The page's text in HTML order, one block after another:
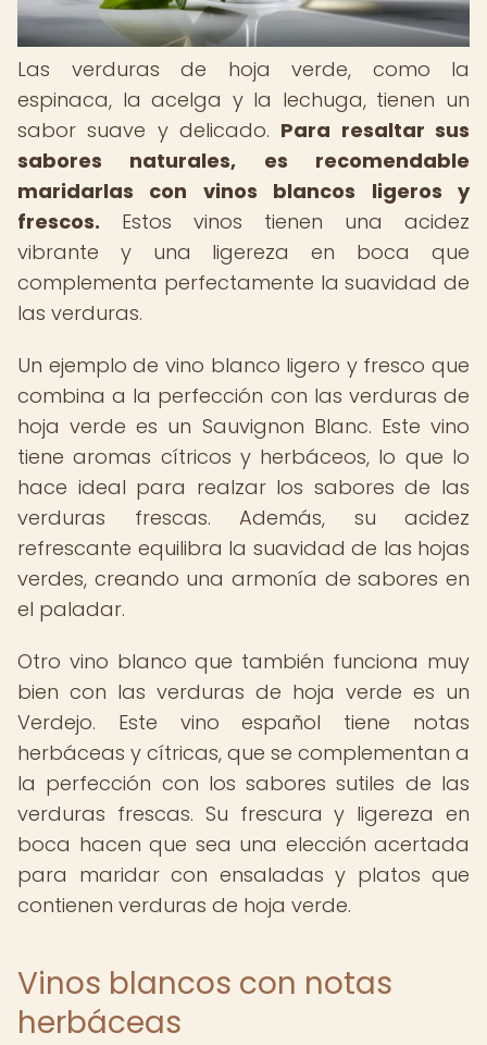
Las verduras de hoja verde, como la
espinaca, la acelga y la lechuga, tienen un
sabor suave y delicado. Para resaltar sus
sabores naturales, es recomendable
maridarlas con vinos blancos ligeros y
frescos. Estos vinos tienen una acidez
vibrante y una ligereza en boca que
complementa perfectamente la suavidad de
las verduras.
Un ejemplo de vino blanco ligero y fresco que
combina a la perfección con las verduras de
hoja verde es un Sauvignon Blanc. Este vino
tiene aromas cítricos y herbáceos, lo que lo
hace ideal para realzar los sabores de las
verduras frescas. Además, su acidez
refrescante equilibra la suavidad de las hojas
verdes, creando una armonía de sabores en
el paladar.
Otro vino blanco que también funciona muy
bien con las verduras de hoja verde es un
Verdejo. Este vino español tiene notas
herbáceas y cítricas, que se complementan a
la perfección con los sabores sutiles de las
verduras frescas. Su frescura y ligereza en
boca hacen que sea una elección acertada
para maridar con ensaladas y platos que
contienen verduras de hoja verde.
Vinos blancos con notas
herbáceas